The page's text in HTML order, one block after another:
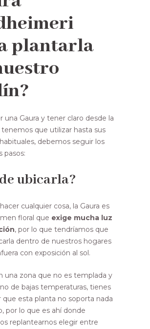
plantarla
una Gaura y tener claro desde la
que utilizar hasta sus
debemos seguir los
pasos:
ubicarla?
cualquier cosa, la Gaura es
floral que exige mucha luz
, por lo que tendríamos que
dentro de nuestros hogares
con exposición al sol.
una zona que no es templada y
de bajas temperaturas, tienes
que esta planta no soporta nada
por lo que es ahí donde
replantearnos elegir entre